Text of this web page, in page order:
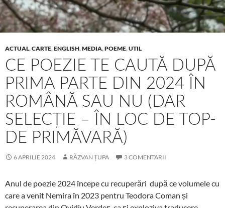
ACTUAL,CARTE,ENGLISH,MEDIA,POEME,UTIL
CE POEZIE TE CAUTĂ DUPĂ
PRIMA PARTE DIN 2024 ÎN
ROMÂNĂ SAU NU (DAR
SELECȚIE – ÎN LOC DE TOP-
DE PRIMĂVARĂ)
6 APRILIE 2024 RĂZVAN ȚUPA 3 COMENTARII
Anul de poezie 2024 începe cu recuperări după ce volumele cu
care a venit Nemira în 2023 pentru Teodora Coman și